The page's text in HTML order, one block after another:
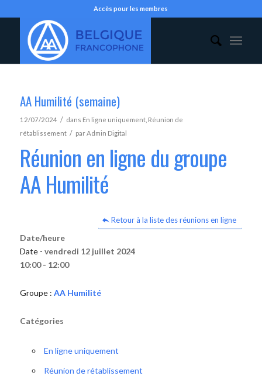
Accès pour les membres
AA Humilité (semaine)
12/07/2024 / dans En ligne uniquement, Réunion de
rétablissement / parAdmin Digital
Réunion en ligne du groupe
AA Humilité
Retour à la liste des réunions en ligne
Date/heure
Date - vendredi 12 juillet 2024
10:00 - 12:00
Groupe : AA Humilité
Catégories
En ligne uniquement
Réunion de rétablissement